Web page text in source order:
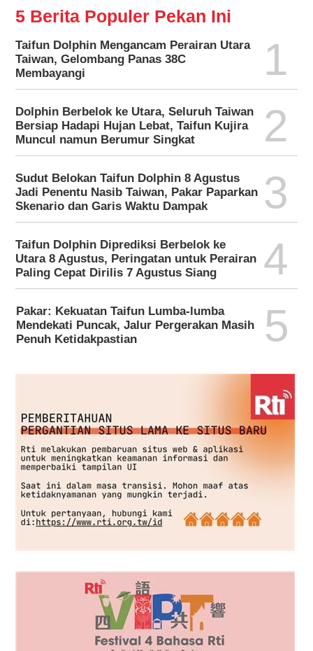
5 Berita Populer Pekan Ini
Taifun Dolphin Mengancam Perairan Utara
Taiwan, Gelombang Panas 38C
Membayangi
1
Dolphin Berbelok ke Utara, Seluruh Taiwan
Bersiap Hadapi Hujan Lebat, Taifun Kujira
Muncul namun Berumur Singkat
2
Sudut Belokan Taifun Dolphin 8 Agustus
Jadi Penentu Nasib Taiwan, Pakar Paparkan
Skenario dan Garis Waktu Dampak
3
Taifun Dolphin Diprediksi Berbelok ke
Utara 8 Agustus, Peringatan untuk Perairan
Paling Cepat Dirilis 7 Agustus Siang
4
Pakar: Kekuatan Taifun Lumba-lumba
Mendekati Puncak, Jalur Pergerakan Masih
Penuh Ketidakpastian
5